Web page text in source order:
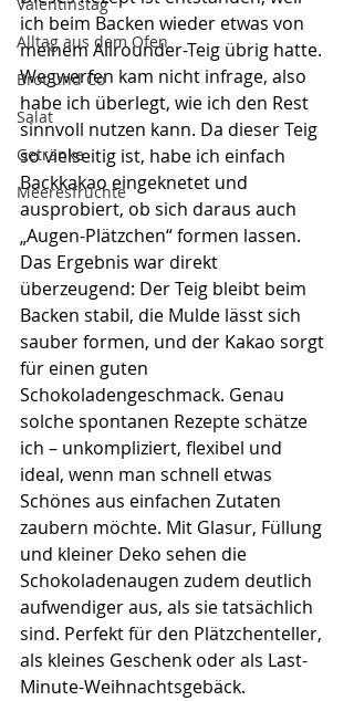
Alltag aus dem Ofen
Brot und Co
Salat
Getränke
Meeresfrüchte
ich beim Backen wieder etwas von
meinem Allrounder-Teig übrig hatte.
Wegwerfen kam nicht infrage, also
habe ich überlegt, wie ich den Rest
sinnvoll nutzen kann. Da dieser Teig
so vielseitig ist, habe ich einfach
Backkakao eingeknetet und
ausprobiert, ob sich daraus auch
„Augen-Plätzchen“ formen lassen.
Das Ergebnis war direkt
überzeugend: Der Teig bleibt beim
Backen stabil, die Mulde lässt sich
sauber formen, und der Kakao sorgt
für einen guten
Schokoladengeschmack. Genau
solche spontanen Rezepte schätze
ich – unkompliziert, flexibel und
ideal, wenn man schnell etwas
Schönes aus einfachen Zutaten
zaubern möchte. Mit Glasur, Füllung
und kleiner Deko sehen die
Schokoladenaugen zudem deutlich
aufwendiger aus, als sie tatsächlich
sind. Perfekt für den Plätzchenteller,
als kleines Geschenk oder als Last-
Minute-Weihnachtsgebäck.